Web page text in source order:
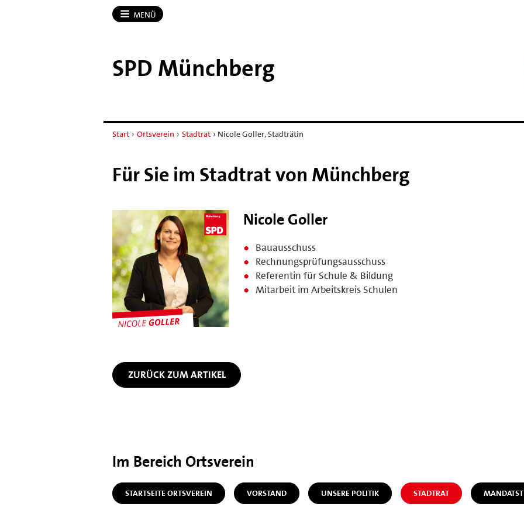
MENÜ
SPD Münchberg
Start › Ortsverein › Stadtrat › Nicole Goller, Stadträtin
Für Sie im Stadtrat von Münchberg
Nicole Goller
Bauausschuss
Rechnungsprüfungsausschuss
Referentin für Schule & Bildung
Mitarbeit im Arbeitskreis Schulen
ZURÜCK ZUM ARTIKEL
Im Bereich Ortsverein
STARTSEITE ORTSVEREIN VORSTAND UNSERE POLITIK STADTRAT